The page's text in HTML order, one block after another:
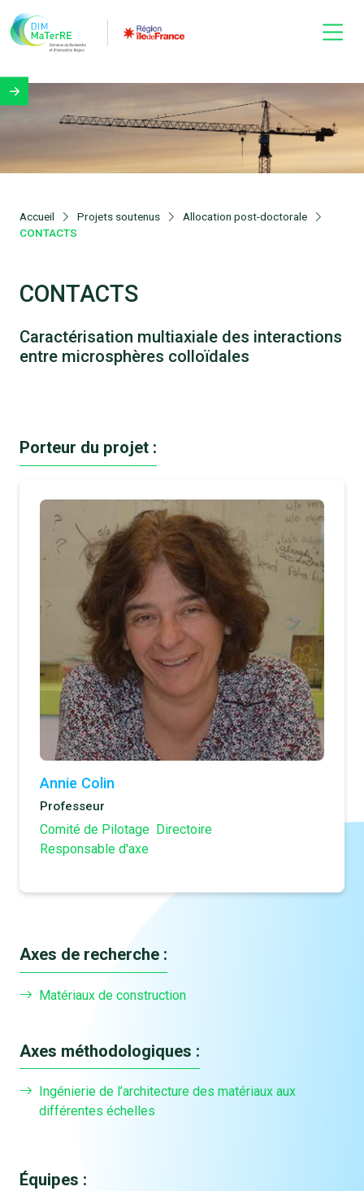
Accueil Projets soutenus
Allocation post-doctorale
CONTACTS
CONTACTS
Caractérisation multiaxiale des interactions
entre microsphères colloïdales
Porteur du projet :
Annie Colin
Professeur
Comité de Pilotage Directoire
Responsable d'axe
Axes de recherche :
Matériaux de construction
Axes méthodologiques :
Ingénierie de l’architecture des matériaux aux
différentes échelles
Équipes :